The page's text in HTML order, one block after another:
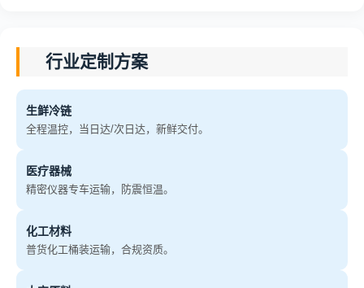
行业定制方案
生鲜冷链
全程温控，当日达/次日达，新鲜交付。
医疗器械
精密仪器专车运输，防震恒温。
化工材料
普货化工桶装运输，合规资质。